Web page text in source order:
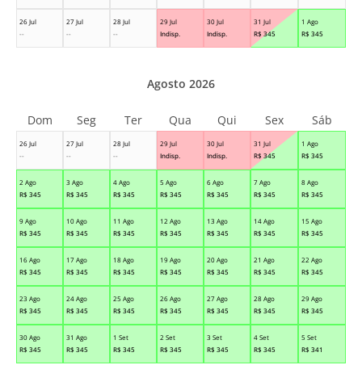
26 Jul
--
27 Jul
--
28 Jul
--
29 Jul
Indisp.
30 Jul
Indisp.
31 Jul
R$ 345
1 Ago
R$ 345
26 Jul
--
27 Jul
--
28 Jul
--
29 Jul
Indisp.
30 Jul
Indisp.
31 Jul
R$ 345
1 Ago
R$ 345
2 Ago
R$ 345
3 Ago
R$ 345
4 Ago
R$ 345
5 Ago
R$ 345
6 Ago
R$ 345
7 Ago
R$ 345
8 Ago
R$ 345
9 Ago
R$ 345
10 Ago
R$ 345
11 Ago
R$ 345
12 Ago
R$ 345
13 Ago
R$ 345
14 Ago
R$ 345
15 Ago
R$ 345
16 Ago
R$ 345
17 Ago
R$ 345
18 Ago
R$ 345
19 Ago
R$ 345
20 Ago
R$ 345
21 Ago
R$ 345
22 Ago
R$ 345
23 Ago
R$ 345
24 Ago
R$ 345
25 Ago
R$ 345
26 Ago
R$ 345
27 Ago
R$ 345
28 Ago
R$ 345
29 Ago
R$ 345
30 Ago
R$ 345
31 Ago
R$ 345
1 Set
R$ 345
2 Set
R$ 345
3 Set
R$ 345
4 Set
R$ 345
5 Set
R$ 341
Agosto 2026
Dom Seg Ter Qua Qui Sex Sáb